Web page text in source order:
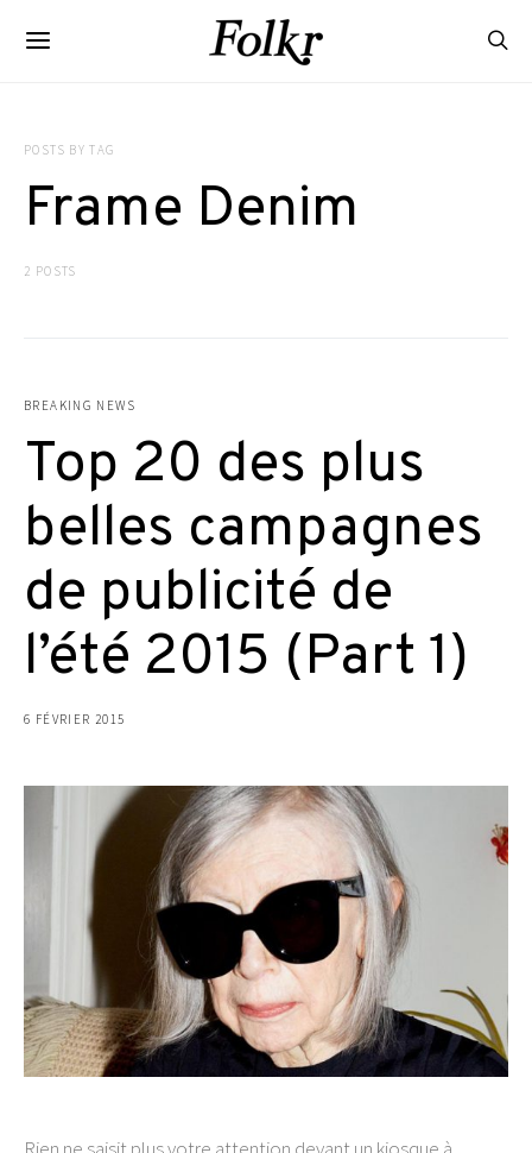
POSTS BY TAG
Frame Denim
2 POSTS
BREAKING NEWS
Top 20 des plus
belles campagnes
de publicité de
l’été 2015 (Part 1)
6 FÉVRIER 2015